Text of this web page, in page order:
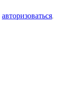
авторизоваться.